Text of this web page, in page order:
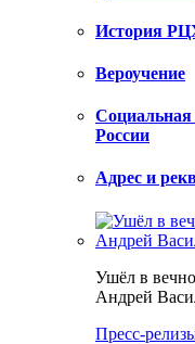
История
Вероучение
Социальная
России
Адрес и
Ушёл в
Андрей
Пресс-